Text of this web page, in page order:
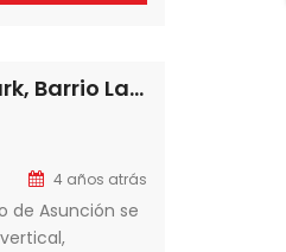
En Venta departamento de 2 dormitorios en Edificio Washington Park, Barrio Las Mercedes, Asunción-Paraguay
4 años atrás
de Asunción se